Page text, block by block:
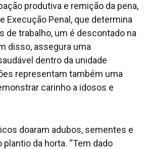
produtiva e remição da pena,
Execução Penal, que determina
de trabalho, um é descontado na
disso, assegura uma
dentro da unidade
representam também uma
carinho a idosos e
doaram adubos, sementes e
da horta. “Tem dado